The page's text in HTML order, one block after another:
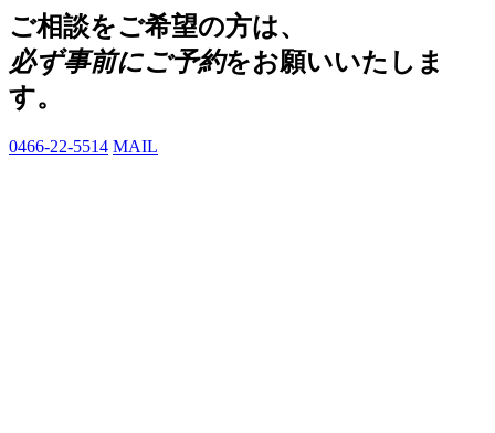
ご相談をご希望の方は、
必ず事前にご予約をお願いいたしま
す。
0466-22-5514 MAIL